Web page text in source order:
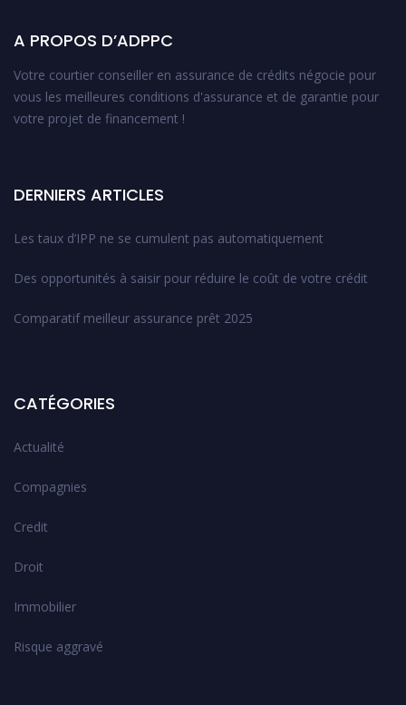
A PROPOS D’ADPPC
Votre courtier conseiller en assurance de crédits négocie pour
vous les meilleures conditions d'assurance et de garantie pour
votre projet de financement !
DERNIERS ARTICLES
Les taux d’IPP ne se cumulent pas automatiquement
Des opportunités à saisir pour réduire le coût de votre crédit
Comparatif meilleur assurance prêt 2025
CATÉGORIES
Actualité
Compagnies
Credit
Droit
Immobilier
Risque aggravé